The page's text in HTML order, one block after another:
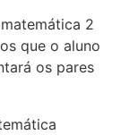
2
que o aluno
os pares